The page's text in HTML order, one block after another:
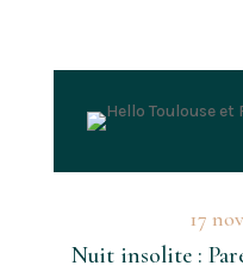
17
Nuit insolite :